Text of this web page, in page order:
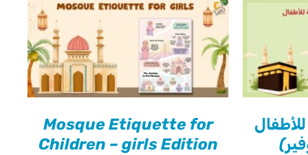
Mosque Etiquette for
Children – girls Edition